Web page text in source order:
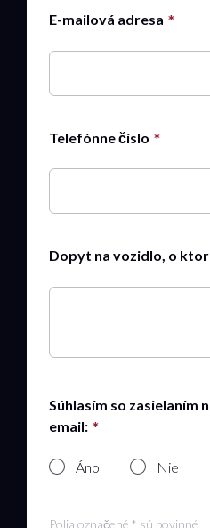
E-mailová adresa
Telefónne číslo
Dopyt na vozidlo, o
Súhlasím so zasielaním
email:
Áno Nie
Polia označené * sú povinné